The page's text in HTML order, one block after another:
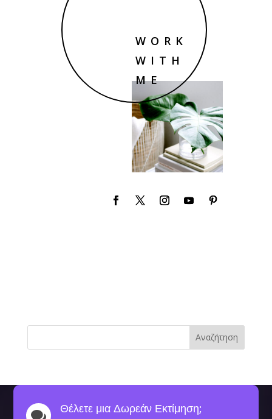
WORK
WITH
ME
Αναζήτηση
 Θέλετε μια Δωρεάν Εκτίμηση;